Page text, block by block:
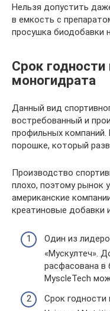
Нельзя допустить
в емкость с
просушка биодобавки
Срок годности
моногидрата
Данный вид
востребованный и
профильных компаний.
порошке, который
Производство
плохо, поэтому рынок
американские
креатиновые добавки
Один из
«Мускултеч».
расфасована в
MyscleTech
Срок годности